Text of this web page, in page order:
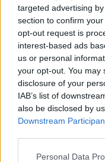
targeted advertising
section to confirm
opt-out request is
interest-based ads
us or personal
your opt-out. You may
disclosure of your
IAB’s list of
also be disclosed by
Downstream
Personal Data
TAGS: ΣΤΟΙΧΗΜΑ
SOCIAL MEDIA
Σχετικά Άρθρα